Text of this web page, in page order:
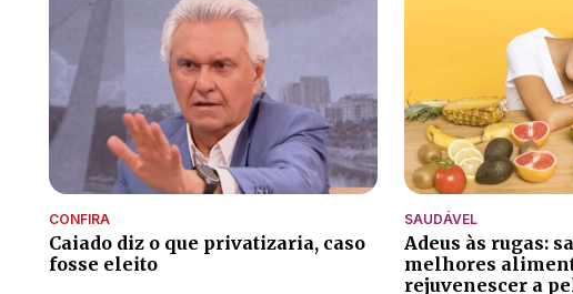
CONFIRA
Caiado diz o que privatizaria, caso
fosse eleito
SAUDÁVEL
Adeus às rugas:
melhores
rejuvenescer a